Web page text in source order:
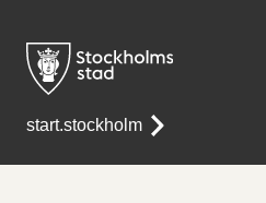
start.stockholm